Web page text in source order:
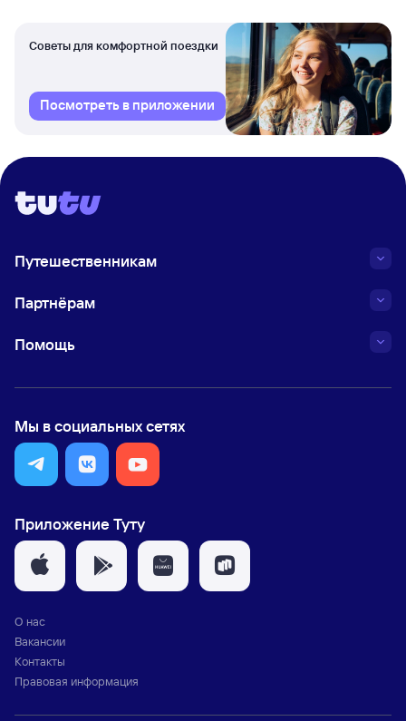
Советы для комфортной поездки
Посмотреть в приложении
Путешественникам
Партнёрам
Помощь
Мы в социальных сетях
Приложение Туту
О нас
Вакансии
Контакты
Правовая информация